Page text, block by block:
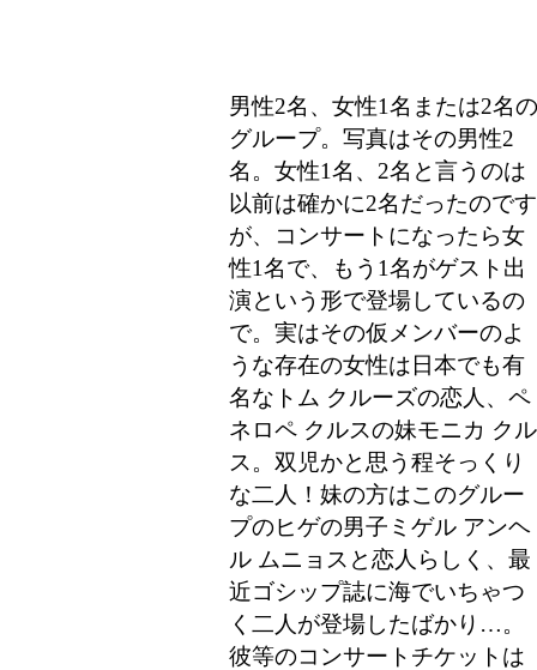
男性2名、女性1名または2名の
グループ。写真はその男性2
名。女性1名、2名と言うのは
以前は確かに2名だったのです
が、コンサートになったら女
性1名で、もう1名がゲスト出
演という形で登場しているの
で。実はその仮メンバーのよ
うな存在の女性は日本でも有
名なトム クルーズの恋人、ペ
ネロペ クルスの妹モニカ クル
ス。双児かと思う程そっくり
な二人！妹の方はこのグルー
プのヒゲの男子ミゲル アンヘ
ル ムニョスと恋人らしく、最
近ゴシップ誌に海でいちゃつ
く二人が登場したばかり…。
彼等のコンサートチケットは